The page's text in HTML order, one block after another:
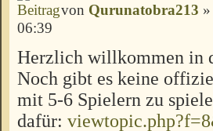
von Qurunatobra213
06:39
Herzlich willkommen in
Noch gibt es keine
mit 5-6 Spielern zu
dafür: